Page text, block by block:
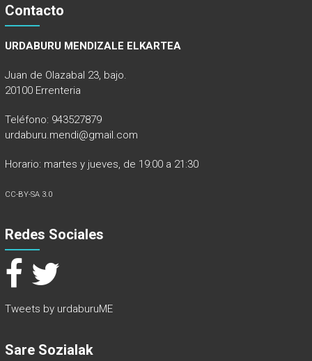
Contacto
URDABURU MENDIZALE ELKARTEA
Juan de Olazabal 23, bajo.
20100 Errenteria
Teléfono: 943527879
urdaburu.mendi@gmail.com
Horario: martes y jueves, de 19:00 a 21:30
CC-BY-SA 3.0
Redes Sociales
Tweets by urdaburuME
Sare Sozialak